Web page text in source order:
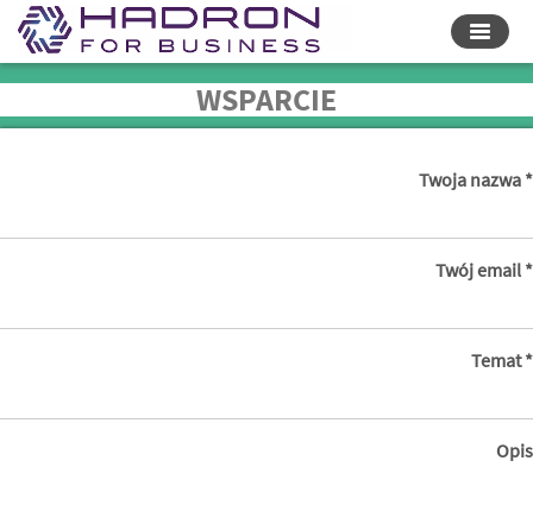
WSPARCIE
Twoja nazwa
Twój email
Temat
Opis